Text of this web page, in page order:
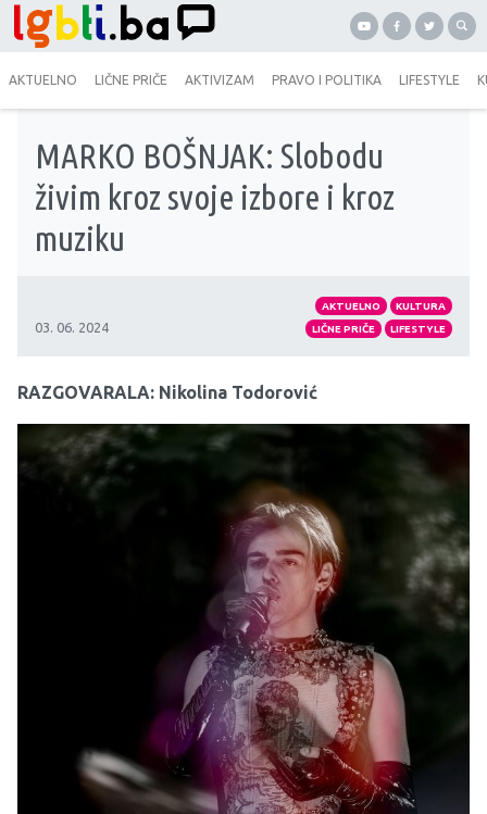
AKTUELNO LIČNE PRIČE AKTIVIZAM PRAVO I POLITIKA LIFESTYLE
MARKO BOŠNJAK: Slobodu
živim kroz svoje izbore i kroz
muziku
03. 06. 2024
AKTUELNO
KULTURA
LIČNE PRIČE
LIFESTYLE
RAZGOVARALA: Nikolina Todorović